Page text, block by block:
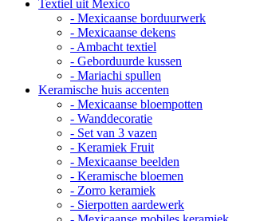
Textiel uit Mexico
- Mexicaanse borduurwerk
- Mexicaanse dekens
- Ambacht textiel
- Geborduurde kussen
- Mariachi spullen
Keramische huis accenten
- Mexicaanse bloempotten
- Wanddecoratie
- Set van 3 vazen
- Keramiek Fruit
- Mexicaanse beelden
- Keramische bloemen
- Zorro keramiek
- Sierpotten aardewerk